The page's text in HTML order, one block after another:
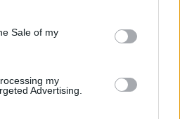
purposes in below Google
Sale of my
my
Advertising.